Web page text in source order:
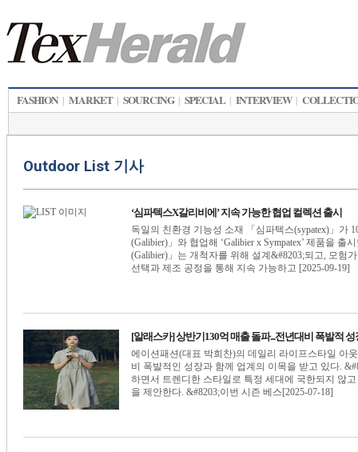
FASHION | MARKET | SOURCING | SPECIAL | INTERVIEW |
Outdoor List 기사
‘심파텍스X갈리비에’ 지속 가능한 협업 컬렉션 출시
독일의 친환경 기능성 소재 「심파텍스(sypatex)」가
(Galibier)」와 협업해 ‘Galibier x Sympatex’ 제품을
(Galibier)」는 개척자를 위해 설계&#8203;되고, 모험
선택과 제조 공정을 통해 지속 가능하고 [2025-09-19]
[알래스카] 상반기130억 매출 돌파...전년대비 폭발적 성
에이션패션(대표 박희찬)의 데일리 라이프스타일 아
비 폭발적인 성장과 함께 업계의 이목을 받고 있다.
하면서 트렌디한 스타일로 특정 세대에 국한되지 않
을 제안한다. &#8203;이번 시즌 베스[2025-07-18]